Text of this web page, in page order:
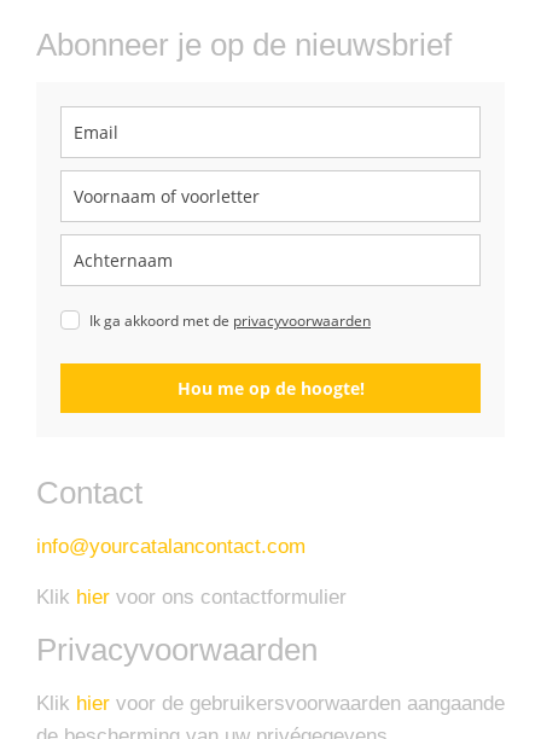
Abonneer je op de nieuwsbrief
Ik ga akkoord met de privacyvoorwaarden
Hou me op de hoogte!
Contact
info@yourcatalancontact.com
Klik hier voor ons contactformulier
Privacyvoorwaarden
Klik hier voor de gebruikersvoorwaarden aangaande